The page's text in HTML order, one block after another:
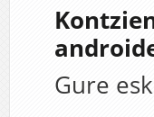
Gure